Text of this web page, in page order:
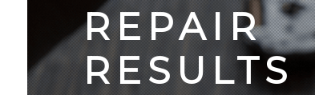
REPAIR
RESULTS